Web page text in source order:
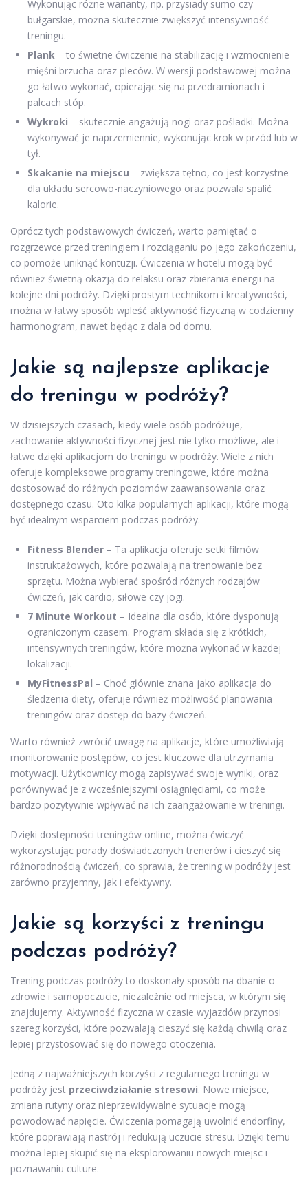
Wykonując różne warianty, np. przysiady sumo czy
bułgarskie, można skutecznie zwiększyć intensywność
treningu.
Plank – to świetne ćwiczenie na stabilizację i wzmocnienie
mięśni brzucha oraz pleców. W wersji podstawowej można
go łatwo wykonać, opierając się na przedramionach i
palcach stóp.
Wykroki – skutecznie angażują nogi oraz pośladki. Można
wykonywać je naprzemiennie, wykonując krok w przód lub w
tył.
Skakanie na miejscu – zwiększa tętno, co jest korzystne
dla układu sercowo-naczyniowego oraz pozwala spalić
kalorie.
Oprócz tych podstawowych ćwiczeń, warto pamiętać o
rozgrzewce przed treningiem i rozciąganiu po jego zakończeniu,
co pomoże uniknąć kontuzji. Ćwiczenia w hotelu mogą być
również świetną okazją do relaksu oraz zbierania energii na
kolejne dni podróży. Dzięki prostym technikom i kreatywności,
można w łatwy sposób wpleść aktywność fizyczną w codzienny
harmonogram, nawet będąc z dala od domu.
Jakie są najlepsze aplikacje
do treningu w podróży?
W dzisiejszych czasach, kiedy wiele osób podróżuje,
zachowanie aktywności fizycznej jest nie tylko możliwe, ale i
łatwe dzięki aplikacjom do treningu w podróży. Wiele z nich
oferuje kompleksowe programy treningowe, które można
dostosować do różnych poziomów zaawansowania oraz
dostępnego czasu. Oto kilka popularnych aplikacji, które mogą
być idealnym wsparciem podczas podróży.
Fitness Blender – Ta aplikacja oferuje setki filmów
instruktażowych, które pozwalają na trenowanie bez
sprzętu. Można wybierać spośród różnych rodzajów
ćwiczeń, jak cardio, siłowe czy jogi.
7 Minute Workout – Idealna dla osób, które dysponują
ograniczonym czasem. Program składa się z krótkich,
intensywnych treningów, które można wykonać w każdej
lokalizacji.
MyFitnessPal – Choć głównie znana jako aplikacja do
śledzenia diety, oferuje również możliwość planowania
treningów oraz dostęp do bazy ćwiczeń.
Warto również zwrócić uwagę na aplikacje, które umożliwiają
monitorowanie postępów, co jest kluczowe dla utrzymania
motywacji. Użytkownicy mogą zapisywać swoje wyniki, oraz
porównywać je z wcześniejszymi osiągnięciami, co może
bardzo pozytywnie wpływać na ich zaangażowanie w treningi.
Dzięki dostępności treningów online, można ćwiczyć
wykorzystując porady doświadczonych trenerów i cieszyć się
różnorodnością ćwiczeń, co sprawia, że trening w podróży jest
zarówno przyjemny, jak i efektywny.
Jakie są korzyści z treningu
podczas podróży?
Trening podczas podróży to doskonały sposób na dbanie o
zdrowie i samopoczucie, niezależnie od miejsca, w którym się
znajdujemy. Aktywność fizyczna w czasie wyjazdów przynosi
szereg korzyści, które pozwalają cieszyć się każdą chwilą oraz
lepiej przystosować się do nowego otoczenia.
Jedną z najważniejszych korzyści z regularnego treningu w
podróży jest przeciwdziałanie stresowi. Nowe miejsce,
zmiana rutyny oraz nieprzewidywalne sytuacje mogą
powodować napięcie. Ćwiczenia pomagają uwolnić endorfiny,
które poprawiają nastrój i redukują uczucie stresu. Dzięki temu
można lepiej skupić się na eksplorowaniu nowych miejsc i
poznawaniu culture.